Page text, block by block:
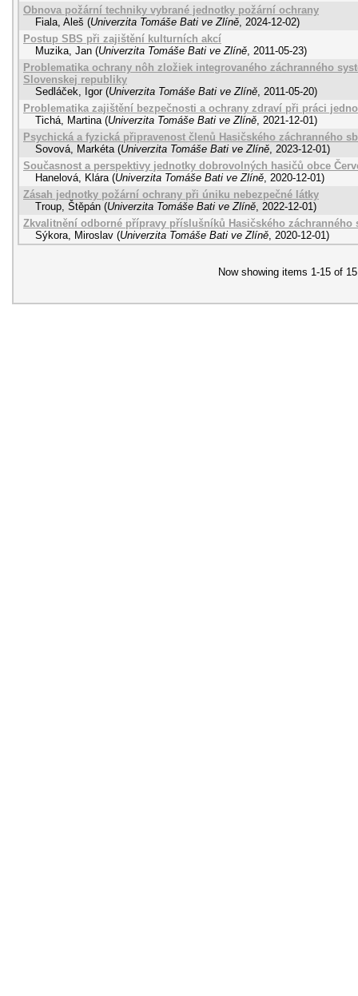
Obnova požární techniky vybrané jednotky požární ochrany
Fiala, Aleš (Univerzita Tomáše Bati ve Zlíně, 2024-12-02)
Postup SBS při zajištění kulturních akcí
Muzika, Jan (Univerzita Tomáše Bati ve Zlíně, 2011-05-23)
Problematika ochrany nôh zložiek integrovaného záchranného
Slovenskej republiky
Sedláček, Igor (Univerzita Tomáše Bati ve Zlíně, 2011-05-20)
Problematika zajištění bezpečnosti a ochrany zdraví při práci
Tichá, Martina (Univerzita Tomáše Bati ve Zlíně, 2021-12-01)
Psychická a fyzická připravenost členů Hasičského záchranného
Sovová, Markéta (Univerzita Tomáše Bati ve Zlíně, 2023-12-01)
Současnost a perspektivy jednotky dobrovolných hasičů obce
Hanelová, Klára (Univerzita Tomáše Bati ve Zlíně, 2020-12-01)
Zásah jednotky požární ochrany při úniku nebezpečné látky
Troup, Štěpán (Univerzita Tomáše Bati ve Zlíně, 2022-12-01)
Zkvalitnění odborné přípravy příslušníků Hasičského záchranného
Sýkora, Miroslav (Univerzita Tomáše Bati ve Zlíně, 2020-12-01)
Now showing items 1-15 of 15